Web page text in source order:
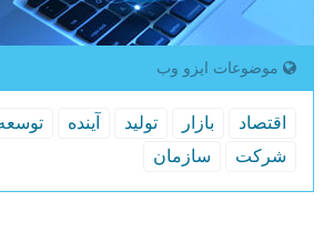
موضوعات ایزو وب
اقتصاد بازار تولید آینده
شركت
سازمان